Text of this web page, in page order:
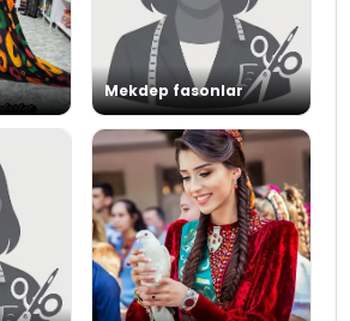
Mekdep fasonlar